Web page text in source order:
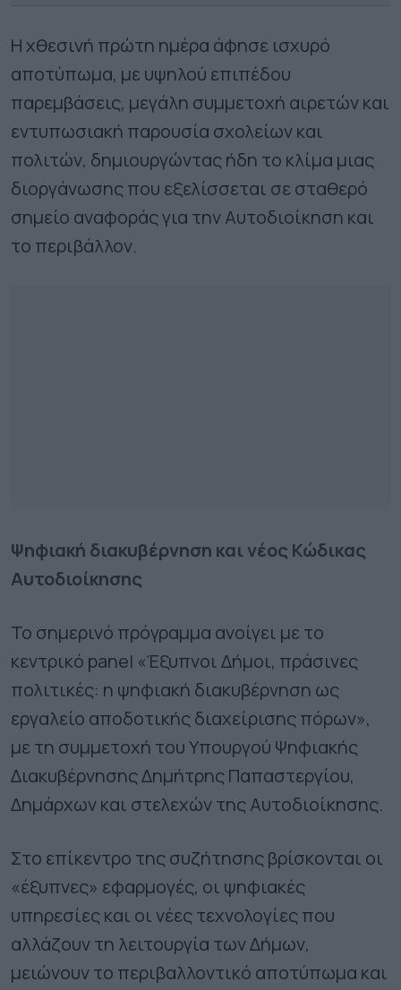
Η χθεσινή πρώτη ημέρα άφησε ισχυρό
αποτύπωμα, με υψηλού επιπέδου
παρεμβάσεις, μεγάλη συμμετοχή αιρετών και
εντυπωσιακή παρουσία σχολείων και
πολιτών, δημιουργώντας ήδη το κλίμα μιας
διοργάνωσης που εξελίσσεται σε σταθερό
σημείο αναφοράς για την Αυτοδιοίκηση και
το περιβάλλον.
Ψηφιακή διακυβέρνηση και νέος Κώδικας
Αυτοδιοίκησης
Το σημερινό πρόγραμμα ανοίγει με το
κεντρικό panel «Έξυπνοι Δήμοι, πράσινες
πολιτικές: η ψηφιακή διακυβέρνηση ως
εργαλείο αποδοτικής διαχείρισης πόρων»,
με τη συμμετοχή του Υπουργού Ψηφιακής
Διακυβέρνησης Δημήτρης Παπαστεργίου,
Δημάρχων και στελεχών της Αυτοδιοίκησης.
Στο επίκεντρο της συζήτησης βρίσκονται οι
«έξυπνες» εφαρμογές, οι ψηφιακές
υπηρεσίες και οι νέες τεχνολογίες που
αλλάζουν τη λειτουργία των Δήμων,
μειώνουν το περιβαλλοντικό αποτύπωμα και